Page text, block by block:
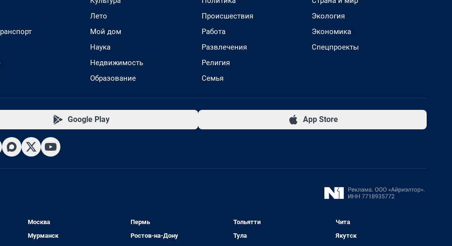
Лето
Мой дом
Наука
Недвижимость
Образование
Происшествия
Работа
Развлечения
Религия
Семья
Экология
Экономика
Спецпроекты
Google Play App Store
Москва
Мурманск
Пермь
Ростов-на-Дону
Тольятти
Тула
Чита
Якутск